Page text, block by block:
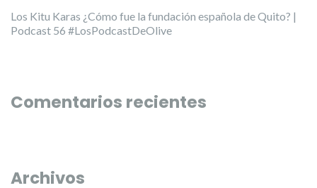
Los Kitu Karas ¿Cómo fue la fundación española de Quito? |
Podcast 56 #LosPodcastDeOlive
Comentarios recientes
Archivos